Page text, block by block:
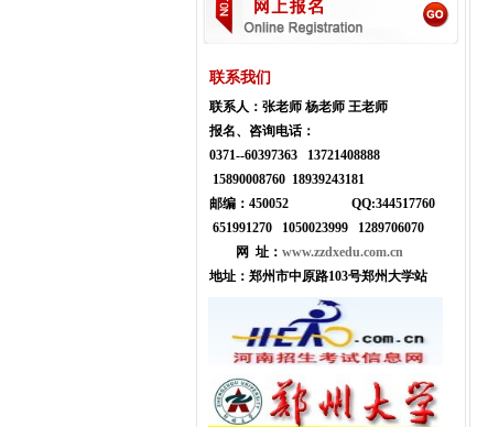
联系我们
联系人： 张老师 杨老师 王老师
报名、咨询电话：
0371--60397363 13721408888
15890008760 18939243181
邮编：450052 QQ:344517760
651991270 1050023999
1289706070
网 址： www.zzdxedu.com.cn
地址： 郑州市中原路103号郑州大学站